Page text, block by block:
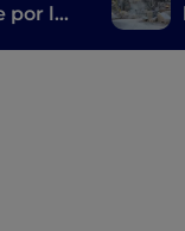
por la